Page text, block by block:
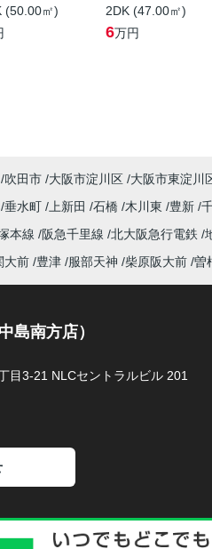
(50.00㎡)
2DK (47.00㎡)
6万円
吹田市 大阪市淀川区 大阪市東淀川
垂水町 上新田 石橋 木川東 豊新
本線 阪急千里線 北大阪急行電鉄
大前 豊津 服部天神 柴原阪大前 曽
島南方店）
目3-21 NLCセントラルビル 201